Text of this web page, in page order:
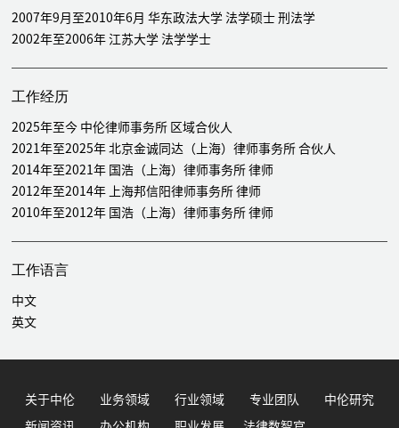
2007年9月至2010年6月 华东政法大学 法学硕士 刑法学
2002年至2006年 江苏大学 法学学士
工作经历
2025年至今 中伦律师事务所 区域合伙人
2021年至2025年 北京金诚同达（上海）律师事务所 合伙人
2014年至2021年 国浩（上海）律师事务所 律师
2012年至2014年 上海邦信阳律师事务所 律师
2010年至2012年 国浩（上海）律师事务所 律师
工作语言
中文
英文
关于中伦 业务领域 行业领域 专业团队 中伦研究